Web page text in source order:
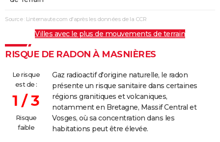
Source : Linternaute.com d'après les données de la CCR
Villes avec le plus de mouvements de terrain
RISQUE DE RADON À MASNIÈRES
Le risque
est de :
1 / 3
Risque
faible
Gaz radioactif d'origine naturelle, le radon
présente un risque sanitaire dans certaines
régions granitiques et volcaniques,
notamment en Bretagne, Massif Central et
Vosges, où sa concentration dans les
habitations peut être élevée.